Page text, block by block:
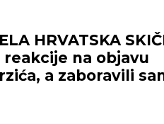
HRVATSKA
na objavu
a zaboravili